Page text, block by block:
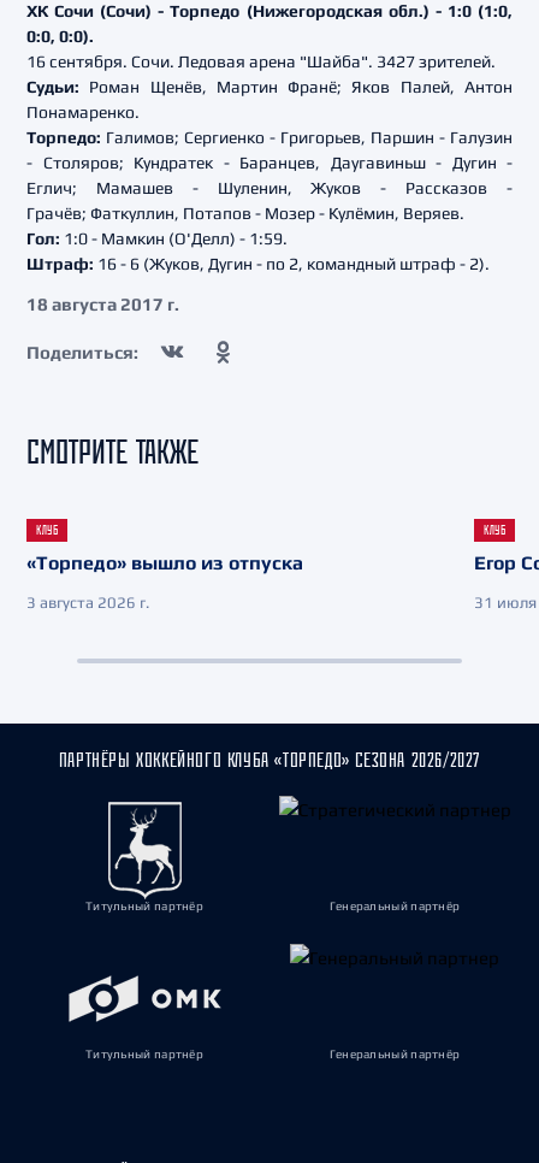
ХК Сочи (Сочи) - Торпедо (Нижегородская обл.) - 1:0 (1:0,
0:0, 0:0).
16 сентября. Сочи. Ледовая арена "Шайба". 3427 зрителей.
Судьи: Роман Щенёв, Мартин Франё; Яков Палей, Антон
Понамаренко.
Торпедо: Галимов; Сергиенко - Григорьев, Паршин - Галузин
- Столяров; Кундратек - Баранцев, Даугавиньш - Дугин -
Еглич; Мамашев - Шуленин, Жуков - Рассказов -
Грачёв; Фаткуллин, Потапов - Мозер - Кулёмин, Веряев.
Гол: 1:0 - Мамкин (О'Делл) - 1:59.
Штраф: 16 - 6 (Жуков, Дугин - по 2, командный штраф - 2).
18 августа 2017 г.
Поделиться:
СМОТРИТЕ ТАКЖЕ
КЛУБ
«Торпедо» вышло из отпуска
3 августа 2026 г.
КЛУБ
Егор
31 июля
ПАРТНЁРЫ ХОККЕЙНОГО КЛУБА «ТОРПЕДО» СЕЗОНА 2026/2027
Титульный партнёр Генеральный партнёр
Титульный партнёр Генеральный партнёр